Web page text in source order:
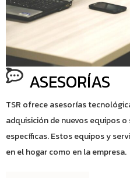
ASESORÍAS
TSR ofrece asesorías
adquisición de nuevos equipos
específicas. Estos equipos y
en el hogar como en la empresa.